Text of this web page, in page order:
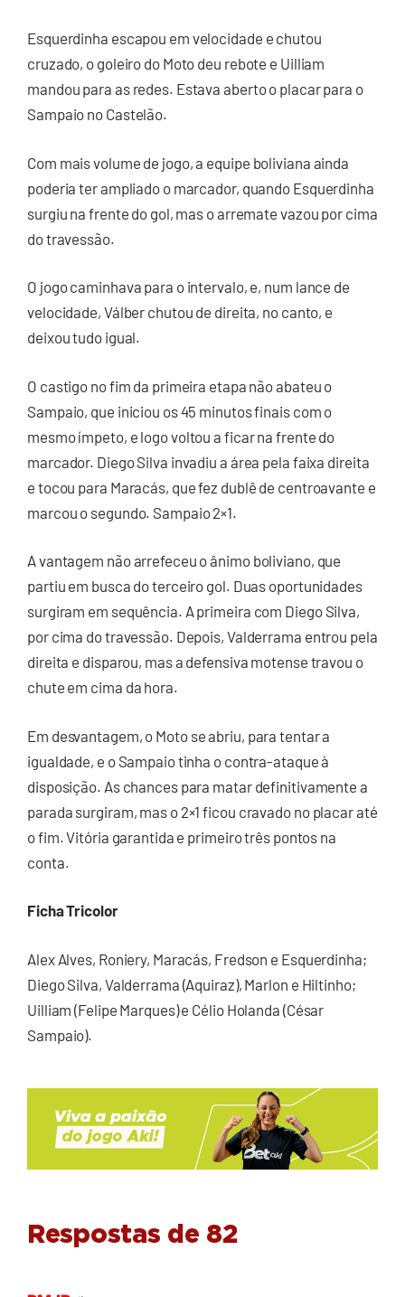
Esquerdinha escapou em velocidade e chutou
cruzado, o goleiro do Moto deu rebote e Uilliam
mandou para as redes. Estava aberto o placar para o
Sampaio no Castelão.
Com mais volume de jogo, a equipe boliviana ainda
poderia ter ampliado o marcador, quando Esquerdinha
surgiu na frente do gol, mas o arremate vazou por cima
do travessão.
O jogo caminhava para o intervalo, e, num lance de
velocidade, Válber chutou de direita, no canto, e
deixou tudo igual.
O castigo no fim da primeira etapa não abateu o
Sampaio, que iniciou os 45 minutos finais com o
mesmo ímpeto, e logo voltou a ficar na frente do
marcador. Diego Silva invadiu a área pela faixa direita
e tocou para Maracás, que fez dublê de centroavante e
marcou o segundo. Sampaio 2×1.
A vantagem não arrefeceu o ânimo boliviano, que
partiu em busca do terceiro gol. Duas oportunidades
surgiram em sequência. A primeira com Diego Silva,
por cima do travessão. Depois, Valderrama entrou pela
direita e disparou, mas a defensiva motense travou o
chute em cima da hora.
Em desvantagem, o Moto se abriu, para tentar a
igualdade, e o Sampaio tinha o contra-ataque à
disposição. As chances para matar definitivamente a
parada surgiram, mas o 2×1 ficou cravado no placar até
o fim. Vitória garantida e primeiro três pontos na
conta.
Ficha Tricolor
Alex Alves, Roniery, Maracás, Fredson e Esquerdinha;
Diego Silva, Valderrama (Aquiraz), Marlon e Hiltinho;
Uilliam (Felipe Marques) e Célio Holanda (César
Sampaio).
Respostas de 82